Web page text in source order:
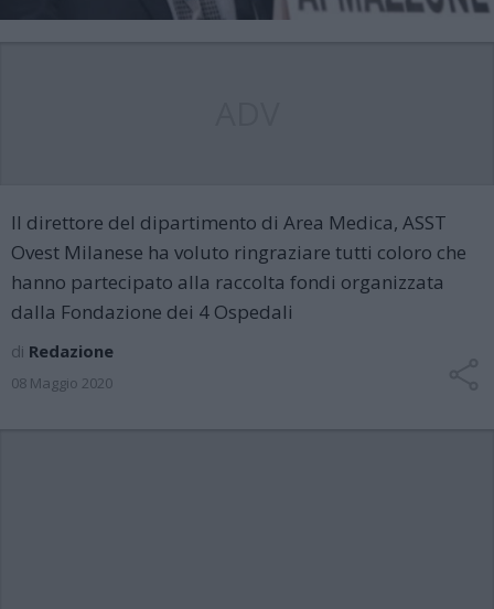
Il direttore del dipartimento di Area Medica, ASST
Ovest Milanese ha voluto ringraziare tutti coloro che
hanno partecipato alla raccolta fondi organizzata
dalla Fondazione dei 4 Ospedali
di Redazione
08 Maggio 2020